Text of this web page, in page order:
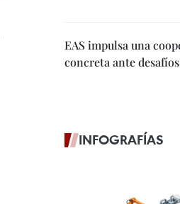
EAS impulsa una
concreta ante
INFOGRAFÍAS